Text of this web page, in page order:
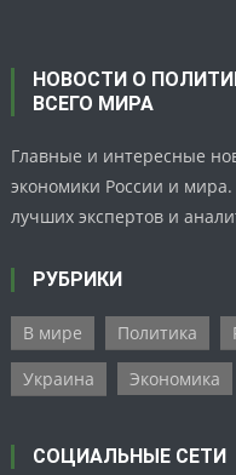
НОВОСТИ О
ВСЕГО МИРА
Главные и интересные
экономики России и
лучших экспертов и
РУБРИКИ
В мире Политика
Украина
Экономика
СОЦИАЛЬНЫЕ СЕТИ